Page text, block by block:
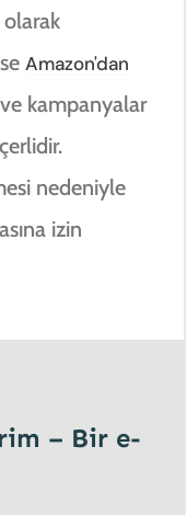
olarak
Amazon'dan
kampanyalar
nedeniyle
izin
– Bir e-